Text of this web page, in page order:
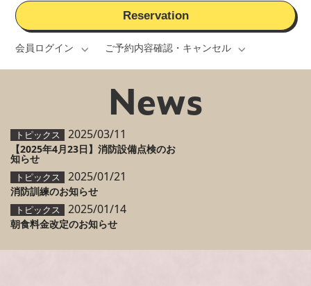
Reservation
会員ログイン ご予約内容確認・キャンセル
News
トピックス 2025/03/11
【2025年4月23日】消防設備点検のお
知らせ
トピックス 2025/01/21
消防訓練のお知らせ
トピックス 2025/01/14
朝食料金改定のお知らせ